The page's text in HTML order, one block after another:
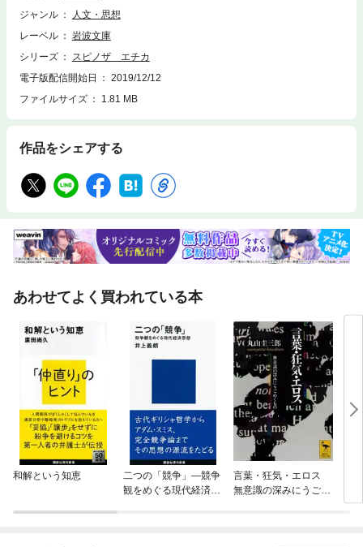
ジャンル
人文・思想
レーベル
岩波文庫
シリーズ
スピノザ エチカ
電子版配信開始日
2019/12/12
ファイルサイズ
1.81 MB
作品をシェアする
あわせてよく買われている本
和解という知恵
二つの「競争」—競争
観をめぐる現代経済思
言葉・狂気・エロス
無意識の深みにうごめ